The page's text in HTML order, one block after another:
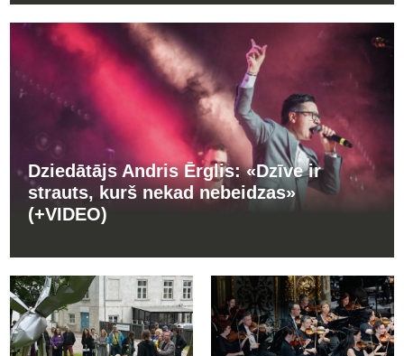
Dziedātājs Andris Ērglis: «Dzīve ir
strauts, kurš nekad nebeidzas»
(+VIDEO)